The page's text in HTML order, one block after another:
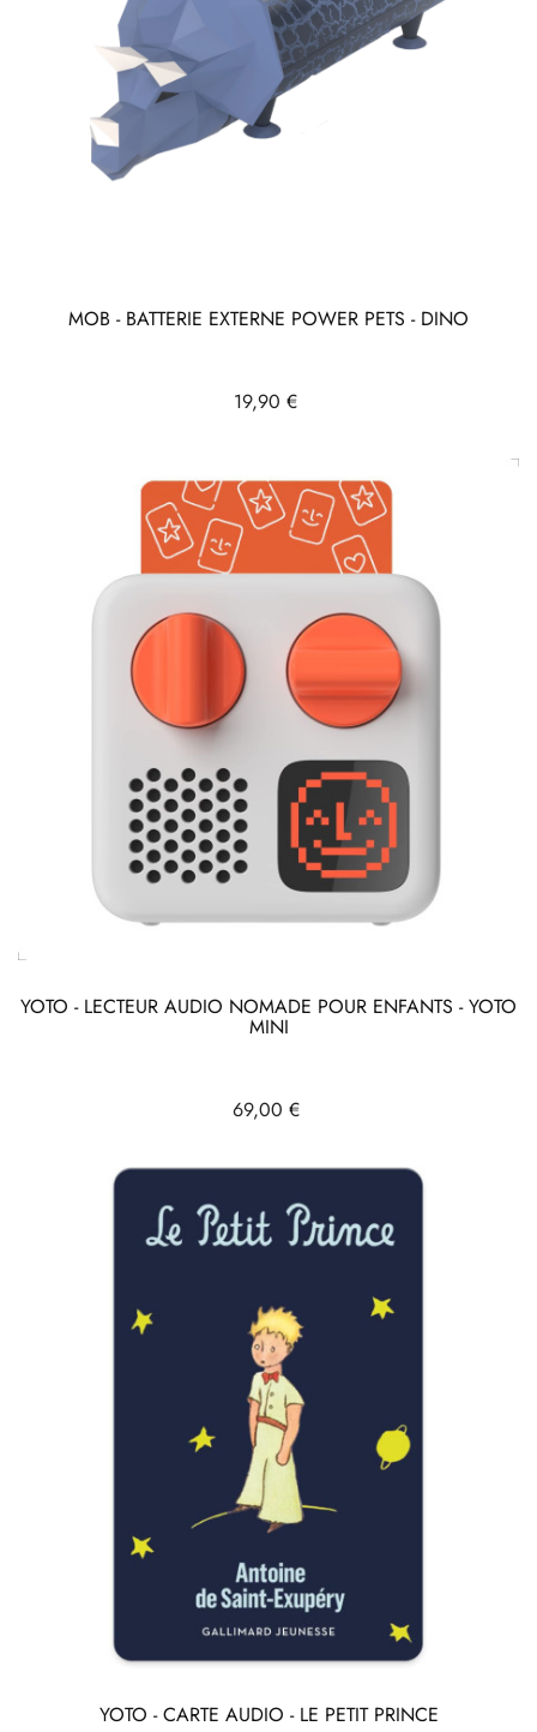
MOB - BATTERIE EXTERNE POWER PETS - DINO
Prix
19,90 €
YOTO - LECTEUR AUDIO NOMADE POUR ENFANTS - YOTO
MINI
Prix
69,00 €
YOTO - CARTE AUDIO - LE PETIT PRINCE